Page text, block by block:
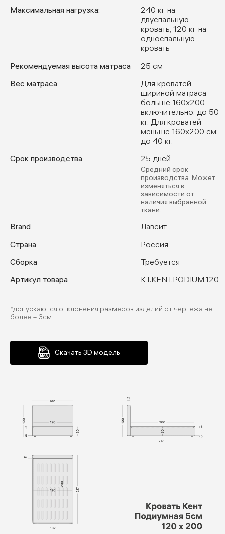
Максимальная нагрузка:
240 кг на
двуспальную
кровать, 120 кг на
односпальную
кровать
Рекомендуемая высота матраса
25 см
Вес матраса
Для кроватей
шириной матраса
больше 160х200
включительно: до 50
кг. Для кроватей
меньше 160х200 см:
до 40 кг.
Срок производства
25 дней
Средний срок
производства. Может
изменяться в
зависимости от
наличия выбранной
ткани.
Brand
Лавсит
Страна
Россия
Сборка
Требуется
Артикул товара
KT.KENT.PODIUM.120
*допускаются отклонения размеров изделий от чертежа не
более ± 3см
Скачать 3D модель